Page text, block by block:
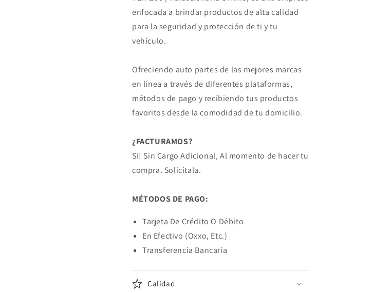
enfocada a brindar productos de alta calidad
para la seguridad y protección de ti y tu
vehículo.
Ofreciendo auto partes de las mejores marcas
en línea a través de diferentes plataformas,
métodos de pago y recibiendo tus productos
favoritos desde la comodidad de tu domicilio.
¿FACTURAMOS?
Si! Sin Cargo Adicional, Al momento de hacer tu
compra. Solicítala.
MÉTODOS DE PAGO:
Tarjeta De Crédito O Débito
En Efectivo (Oxxo, Etc.)
Transferencia Bancaria
Calidad